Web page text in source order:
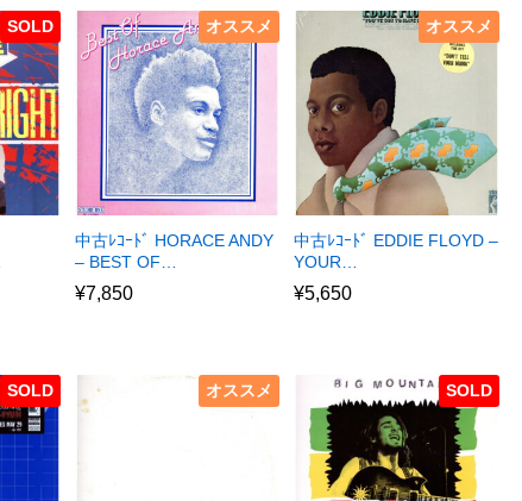
SOLD オススメ
中古ﾚｺｰﾄﾞ HORACE ANDY
– BEST OF…
¥7,850
オススメ
中古ﾚｺｰﾄﾞ EDDIE FLOYD –
YOUR…
¥5,650
SOLD オススメ SOLD